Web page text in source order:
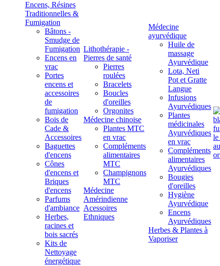
Encens, Résines
Traditionnelles &
Fumigation
Bâtons -
Smudge de
Fumigation
Encens en
vrac
Portes
encens et
accessoires
de
fumigation
Bois de
Cade &
Accessoires
Baguettes
d'encens
Cônes
d'encens et
Briques
d'encens
Parfums
d'ambiance
Herbes,
racines et
bois sacrés
Kits de
Nettoyage
énergétique
Lithothérapie -
Pierres de santé
Pierres
roulées
Bracelets
Boucles
d'oreilles
Orgonites
Médecine chinoise
Plantes MTC
en vrac
Compléments
alimentaires
MTC
Champignons
MTC
Médecine
Amérindienne
Acessoires
Ethniques
Médecine
ayurvédique
Huile de
massage
Ayurvédique
Lota, Neti
Pot et Gratte
Langue
Infusions
Ayurvédiques
Plantes
médicinales
Ayurvédiques
en vrac
Compléments
alimentaires
Ayurvédiques
Bougies
d'oreilles
Hygiène
Ayurvédique
Encens
Ayurvédiques
Herbes & Plantes à
Vaporiser